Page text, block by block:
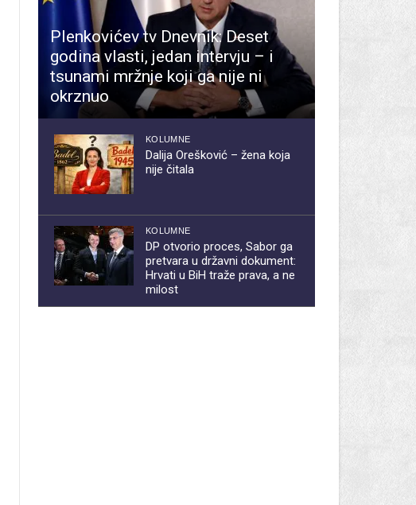
Plenkovićev tv Dnevnik: Deset
godina vlasti, jedan intervju – i
tsunami mržnje koji ga nije ni
okrznuo
KOLUMNE
Dalija Orešković – žena koja
nije čitala
KOLUMNE
DP otvorio proces, Sabor ga
pretvara u državni dokument:
Hrvati u BiH traže prava, a ne
milost